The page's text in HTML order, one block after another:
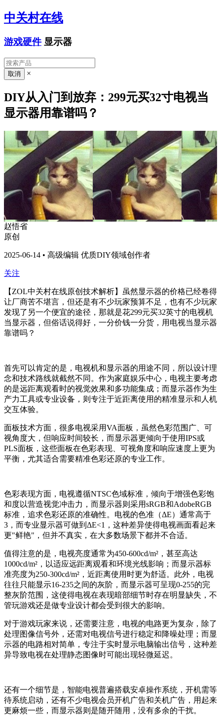
中关村在线
游戏硬件 显示器
×
DIY从入门到放弃：299元买32寸电视当
显示器用靠谱吗？
赵悟省
原创
2025-06-14 • 高级编辑 优质DIY领域创作者
关注
【ZOL中关村在线原创技术解析】
虽然显示器的价格已经卷得
让厂商苦不堪言，但还是有不少玩家预算不足，也有不少玩家
发现了另一个便宜的途径，那就是花299元买32英寸的电视机
当显示器，但俗话说得好，一分价钱一分货，用电视当显示器
靠谱吗？
首先可以肯定的是，电视机和显示器的用途不同，所以设计理
念和技术路线就截然不同。作为家庭娱乐中心，电视主要考虑
的是远距离观看时的视觉效果和多功能集成；而显示器作为生
产力工具或专业设备，则专注于近距离使用的精准显示和人机
交互体验。
面板技术方面，很多电视采用VA面板，虽然色彩范围广、可
视角度大，但响应时间较长，而显示器更倾向于使用IPS或
PLS面板，这些面板在色彩表现、可视角度和响应速度上更为
平衡，尤其适合需要精准色彩还原的专业工作。
色彩表现方面，电视遵循NTSC色域标准，倾向于增强色彩饱
和度以营造视觉冲击力，而显示器则采用sRGB和AdobeRGB
标准，追求色彩还原的准确性。电视的色准（ΔE）通常高于
3，而专业显示器可做到ΔE<1，这种差异使得电视画面看起来
更"鲜艳"，但并不真实，在大多数场景下都并不合适。
值得注意的是，电视亮度通常为450-600cd/m²，甚至高达
1000cd/m²，以适应远距离观看和环境光线影响；而显示器标
准亮度为250-300cd/m²，近距离使用时更为舒适。此外，电视
往往只能显示16-235之间的灰阶，而显示器可呈现0-255的完
整灰阶范围，这使得电视在表现暗部细节时存在明显缺失，不
管玩游戏还是做专业设计都会受到很大的影响。
对于游戏玩家来说，还需要注意，电视的电路更为复杂，除了
处理图像信号外，还需对电视信号进行稳定和降噪处理；而显
示器的电路相对简单，专注于实时显示电脑输出信号，这种差
异导致电视在处理静态图像时可能出现轻微延迟。
还有一个细节是，智能电视普遍搭载安卓操作系统，开机需等
待系统启动，还有不少电视会员开机广告和关机广告，用起来
更麻烦一些，而显示器则是随开随用，没有多余的干扰。